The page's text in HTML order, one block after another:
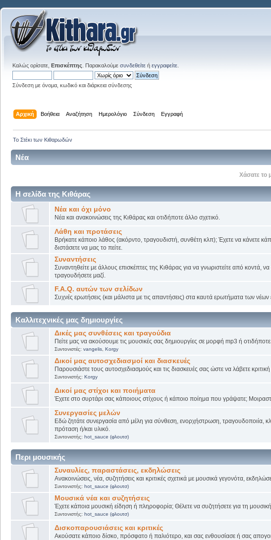
Καλώς ορίσατε, Επισκέπτης . Παρακαλούμε συνδεθείτε ή εγγραφείτε
Σύνδεση με όνομα, κωδικό και διάρκεια σύνδεσης
Αρχική Βοήθεια Αναζήτηση Ημερολόγιο Σύνδεση Εγγραφή
Το Στέκι των Κιθαρωδών
Νέα
Δείτε την
Η σελίδα της Κιθάρας
Νέα και όχι μόνο
Νέα και ανακοινώσεις της Κιθάρας και οτιδήποτε άλλο σχετικό.
Λάθη και προτάσεις
Βρήκατε κάποιο λάθος (ακόρντο, τραγουδιστή, συνθέτη κλπ); Έχετε να κάνετε
διστάσετε να μας το πείτε.
Συναντήσεις
Συναντηθείτε με άλλους επισκέπτες της Κιθάρας για να γνωριστείτε από κοντά,
τραγουδήσετε μαζί.
F.A.Q. αυτών των σελίδων
Συχνές ερωτήσεις (και μάλιστα με τις απαντήσεις) στα καυτά ερωτήματα των
Καλλιτεχνικές μας δημιουργίες
Δικές μας συνθέσεις και τραγούδια
Πείτε μας να ακούσουμε τις μουσικές σας δημιουργίες σε μορφή mp3 ή οτιδήποτε...
Συντονιστές: vangelis, Korgy
Δικοί μας αυτοσχεδιασμοί και διασκευές
Παρουσιάστε τους αυτοσχεδιασμούς και τις διασκευές σας ώστε να λάβετε
Συντονιστής: Korgy
Δικοί μας στίχοι και ποιήματα
Έχετε στο συρτάρι σας κάποιους στίχους ή κάποιο ποίημα που γράψατε;
Συνεργασίες μελών
Εδώ ζητάτε συνεργασία από μέλη για σύνθεση, ενορχήστρωση, τραγουδοποιία,
πρόταση ή/και υλικό.
Συντονιστής: hot_sauce (φλουτσ)
Περι μουσικής
Συναυλίες, παραστάσεις, εκδηλώσεις
Ανακοινώσεις, νέα, συζητήσεις και κριτικές σχετικά με μουσικά γεγονότα,
Συντονιστής: hot_sauce (φλουτσ)
Μουσικά νέα και συζητήσεις
Έχετε κάποια μουσική είδηση ή πληροφορία; Θέλετε να συζητήσετε για τη
Συντονιστής: hot_sauce (φλουτσ)
Δισκοπαρουσιάσεις και κριτικές
Ακούσατε κάποιο δίσκο, πρόσφατο ή παλιότερο, και σας ενθουσίασε ή σας